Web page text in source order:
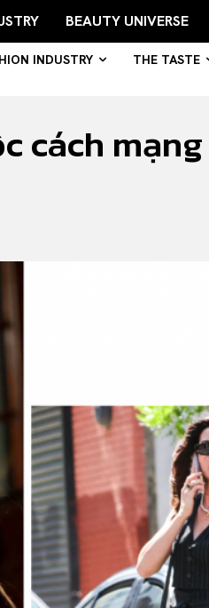
BEAUTY UNIVERSE
INDUSTRY THE TASTE
cách